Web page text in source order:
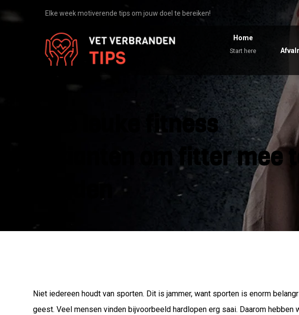
Elke week motiverende tips om jouw doel te bereiken!
Home
Start here
Drie leuke fitness
varianten om fitter mee te
worden
Niet iedereen houdt van sporten. Dit is jammer, want sporten is enorm
geest. Veel mensen vinden bijvoorbeeld hardlopen erg saai. Daarom